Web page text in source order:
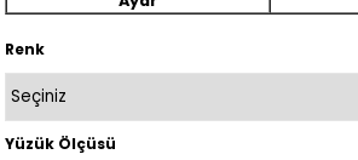
Renk
Yüzük Ölçüsü